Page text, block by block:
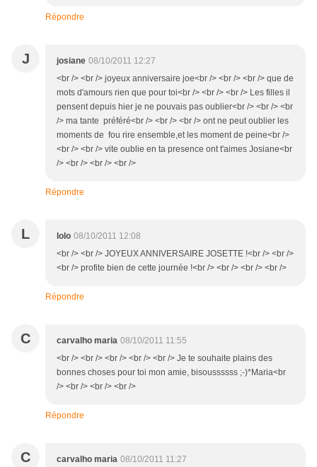
Répondre
J josiane 08/10/2011 12:27
<br /> <br /> joyeux anniversaire joe<br /> <br /> <br /> que de
mots d'amours rien que pour toi<br /> <br /> <br /> Les filles il
pensent depuis hier je ne pouvais pas oublier<br /> <br /> <br
/> ma tante préféré<br /> <br /> <br /> ont ne peut oublier les
moments de fou rire ensemble,et les moment de peine<br />
<br /> <br /> vite oublie en ta presence ont t'aimes Josiane<br
/> <br /> <br /> <br />
Répondre
L lolo 08/10/2011 12:08
<br /> <br /> JOYEUX ANNIVERSAIRE JOSETTE !<br /> <br />
<br /> profite bien de cette journée !<br /> <br /> <br /> <br />
Répondre
C carvalho maria 08/10/2011 11:55
<br /> <br /> <br /> <br /> <br /> Je te souhaite plains des
bonnes choses pour toi mon amie, bisoussssss ;-)*Maria<br
/> <br /> <br /> <br />
Répondre
C carvalho maria 08/10/2011 11:27